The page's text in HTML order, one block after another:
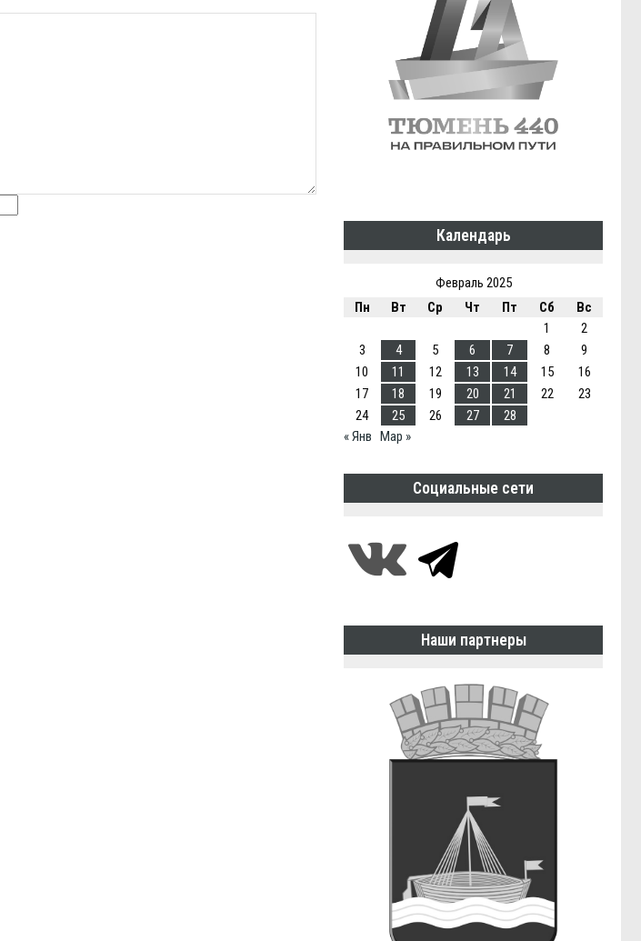
Календарь
Февраль 2025
Пн
Вт Ср Чт Пт Сб
Вс
1
2
3
4 5 6 7 8
9
10
11 12 13 14 15
16
17
18 19 20 21 22
23
24
25 26 27
28
« Янв Мар »
Социальные сети
Наши партнеры